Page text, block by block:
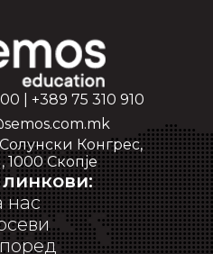
+389 75 310 910
Конгрес,
1000 Скопје
нас